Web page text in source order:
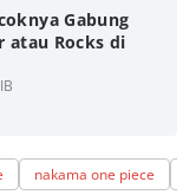
Gabung
atau Rocks di
nakama one piece